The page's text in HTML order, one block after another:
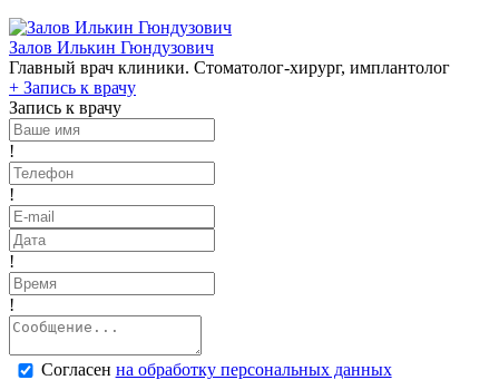
Залов Илькин Гюндузович
Главный врач клиники. Стоматолог-хирург, имплантолог
+ Запись к врачу
Запись к врачу
!
!
!
!
Согласен на обработку персональных данных